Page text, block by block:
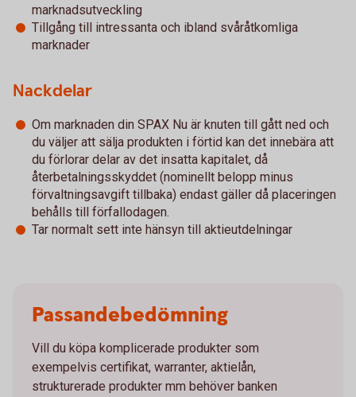
marknadsutveckling
Tillgång till intressanta och ibland svåråtkomliga
marknader
Nackdelar
Om marknaden din SPAX Nu är knuten till gått ned och
du väljer att sälja produkten i förtid kan det innebära att
du förlorar delar av det insatta kapitalet, då
återbetalningsskyddet (nominellt belopp minus
förvaltningsavgift tillbaka) endast gäller då placeringen
behålls till förfallodagen.
Tar normalt sett inte hänsyn till aktieutdelningar
Passandebedömning
Vill du köpa komplicerade produkter som
exempelvis certifikat, warranter, aktielån,
strukturerade produkter mm behöver banken